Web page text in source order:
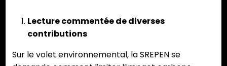
Lecture commentée de diverses
contributions
Sur le volet environnemental, la SREPEN se